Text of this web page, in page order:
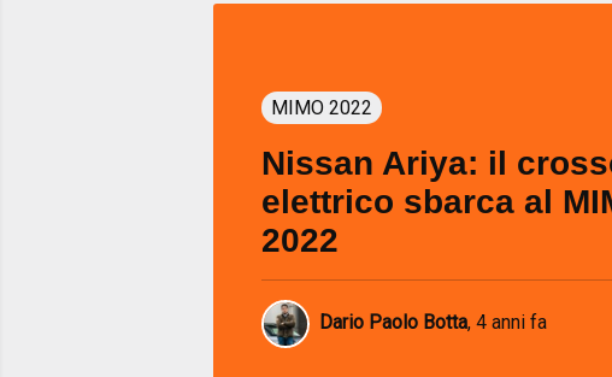
MIMO 2022
Nissan Ariya: il
elettrico sbarca al
2022
Dario Paolo Botta, 4 anni fa